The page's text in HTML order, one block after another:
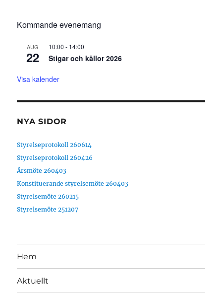
Kommande evenemang
AUG
22
10:00 - 14:00
Stigar och källor 2026
Visa kalender
NYA SIDOR
Styrelseprotokoll 260614
Styrelseprotokoll 260426
Årsmöte 260403
Konstituerande styrelsemöte 260403
Styrelsemöte 260215
Styrelsemöte 251207
Hem
Aktuellt